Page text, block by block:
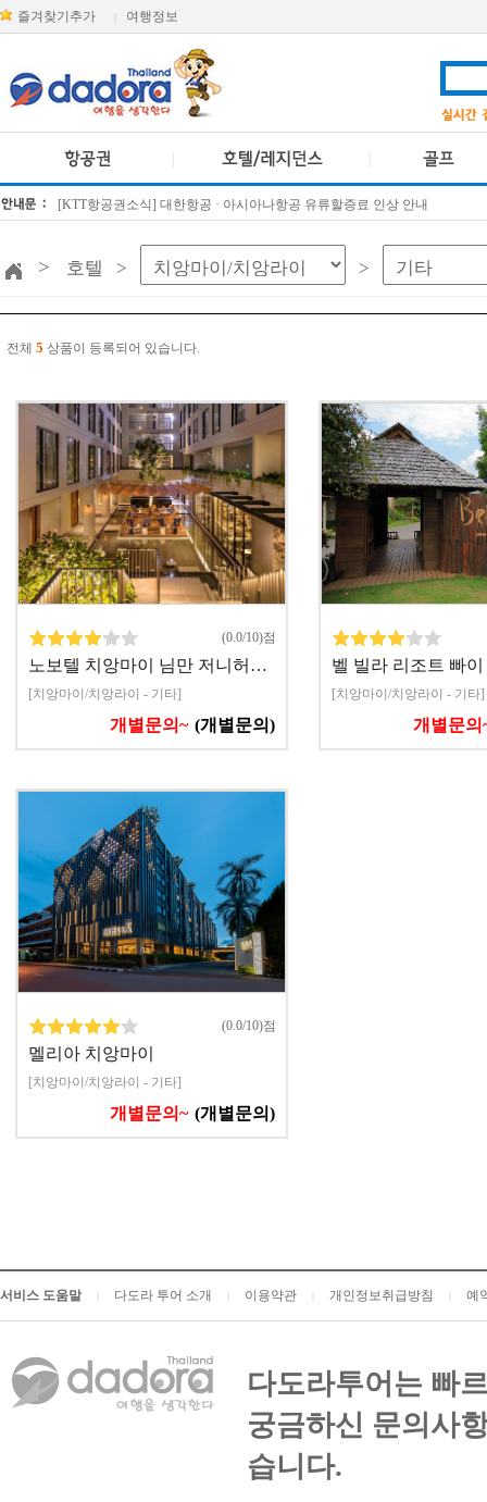
즐겨찾기추가 여행정보
[KTT항공권소식] 대한항공 · 아시아나항공 유류할증료 인상 안내
> 호텔 > >
전체 5 상품이 등록되어 있습니다.
(0.0/10)점
노보텔 치앙마이 님만 저니허…
[치앙마이/치앙라이 - 기타]
개별문의~ (개별문의)
벨 빌라 리조트 빠
[치앙마이/치앙라이 - 기타]
개별문의
(0.0/10)점
멜리아 치앙마이
[치앙마이/치앙라이 - 기타]
개별문의~ (개별문의)
서비스 도움말 다도라 투어 소개 이용약관 개인정보취급방침 예
다도라투어는 빠
궁금하신 문의사
습니다.